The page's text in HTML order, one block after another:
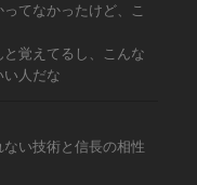
てなかったけど、こ
覚えてるし、こんな
い人だな
い技術と信長の相性